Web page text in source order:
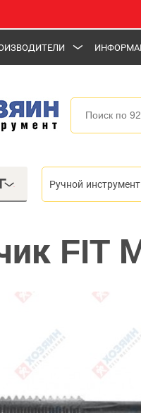
Ручной инструмент
FIT